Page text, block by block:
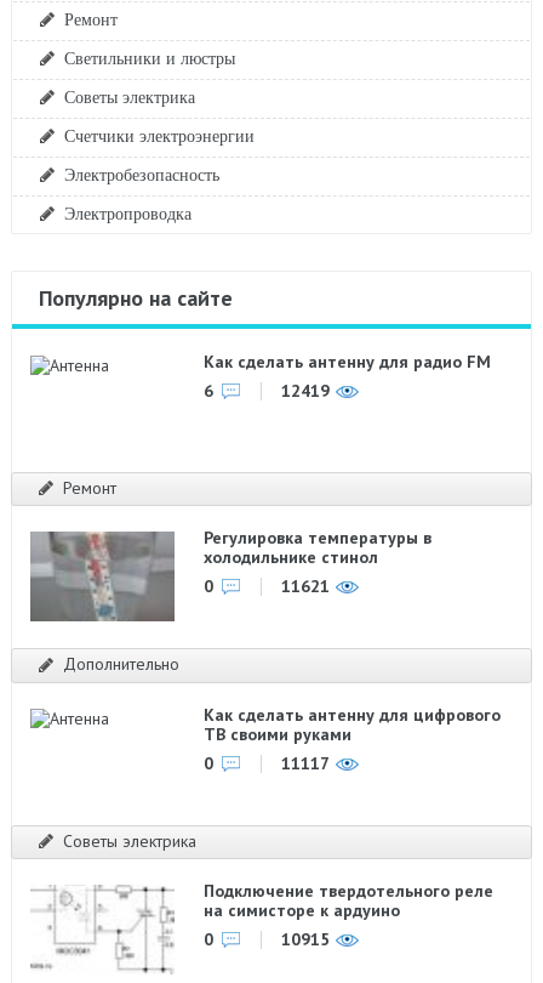
Ремонт
Светильники и люстры
Советы электрика
Счетчики электроэнергии
Электробезопасность
Электропроводка
Популярно на сайте
Как сделать антенну для радио FM
6
12419
Ремонт
Регулировка температуры в
холодильнике стинол
0
11621
Дополнительно
Как сделать антенну для цифрового
ТВ своими руками
0
11117
Советы электрика
Подключение твердотельного реле
на симисторе к ардуино
0
10915